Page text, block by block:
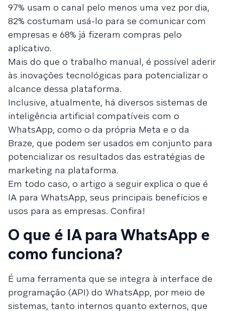
97% usam o canal pelo menos uma vez por dia,
82% costumam usá-lo para se comunicar com
empresas e 68% já fizeram compras pelo
aplicativo.
Mais do que o trabalho manual, é possível aderir
às inovações tecnológicas para potencializar o
alcance dessa plataforma.
Inclusive, atualmente, há diversos sistemas de
inteligência artificial compatíveis com o
WhatsApp, como o da própria Meta e o da
Braze, que podem ser usados em conjunto para
potencializar os resultados das estratégias de
marketing na plataforma.
Em todo caso, o artigo a seguir explica o que é
IA para WhatsApp, seus principais benefícios e
usos para as empresas. Confira!
O que é IA para WhatsApp e
como funciona?
É uma ferramenta que se integra à interface de
programação (API) do WhatsApp, por meio de
sistemas, tanto internos quanto externos, que